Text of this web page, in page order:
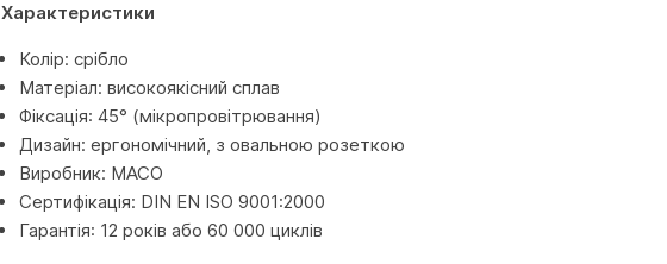
Характеристики
Колір: срібло
Матеріал: високоякісний сплав
Фіксація: 45° (мікропровітрювання)
Дизайн: ергономічний, з овальною розеткою
Виробник: MACO
Сертифікація: DIN EN ISO 9001:2000
Гарантія: 12 років або 60 000 циклів